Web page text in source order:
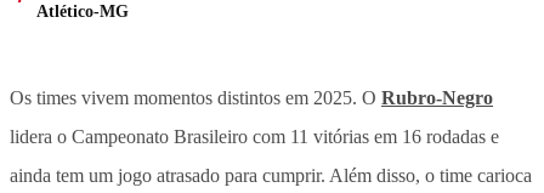
Atlético-MG
Os times vivem momentos distintos em 2025. O Rubro-Negro
lidera o Campeonato Brasileiro com 11 vitórias em 16 rodadas e
ainda tem um jogo atrasado para cumprir. Além disso, o time carioca